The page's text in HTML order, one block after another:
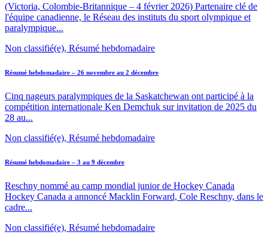
(Victoria, Colombie-Britannique – 4 février 2026) Partenaire clé de
l'équipe canadienne, le Réseau des instituts du sport olympique et
paralympique...
Non classifié(e), Résumé hebdomadaire
Résumé hebdomadaire – 26 novembre au 2 décembre
Cinq nageurs paralympiques de la Saskatchewan ont participé à la
compétition internationale Ken Demchuk sur invitation de 2025 du
28 au...
Non classifié(e), Résumé hebdomadaire
Résumé hebdomadaire – 3 au 9 décembre
Reschny nommé au camp mondial junior de Hockey Canada
Hockey Canada a annoncé Macklin Forward, Cole Reschny, dans le
cadre...
Non classifié(e), Résumé hebdomadaire